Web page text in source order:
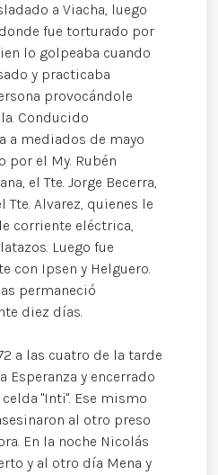
a Viacha, luego
fue torturado por
lo golpeaba cuando
y practicaba
provocándole
Conducido
a mediados de mayo
por el My. Rubén
el Tte. Jorge Becerra,
Tte. Alvarez, quienes le
corriente eléctrica,
Luego fue
con Ipsen y Helguero.
permaneció
diez días.
a las cuatro de la tarde
Esperanza y encerrado
"Inti". Ese mismo
al otro preso
En la noche Nicolás
y al otro día Mena y